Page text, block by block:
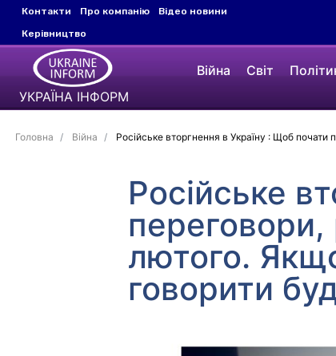
Контакти Про компанію
Відео новини
Керівництво
УКРАЇНА ІНФОРМ
Війна Світ
Головна Війна Російське вторгнення в Україну : Щоб почати
Російське
переговори,
лютого.
говорити